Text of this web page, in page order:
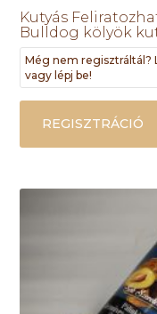
Kutyás
Bulldog kölyök
Még nem regisztráltál?
vagy lépj be!
REGISZTRÁCIÓ